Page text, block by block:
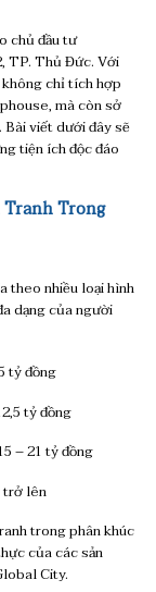
chủ đầu tư
TP. Thủ Đức. Với
chỉ tích hợp
mà còn sở
Bài viết dưới đây sẽ
tiện ích độc đáo
Tranh Trong
theo nhiều loại hình
dạng của người
tỷ đồng
tỷ đồng
– 21 tỷ đồng
trở lên
trong phân khúc
của các sản
City.